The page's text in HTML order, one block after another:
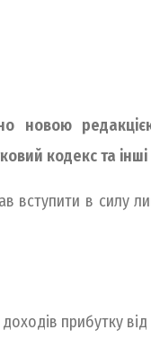
новою
кодекс та
в силу
прибутку